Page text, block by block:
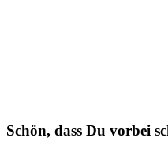
Schön, dass Du vorbei